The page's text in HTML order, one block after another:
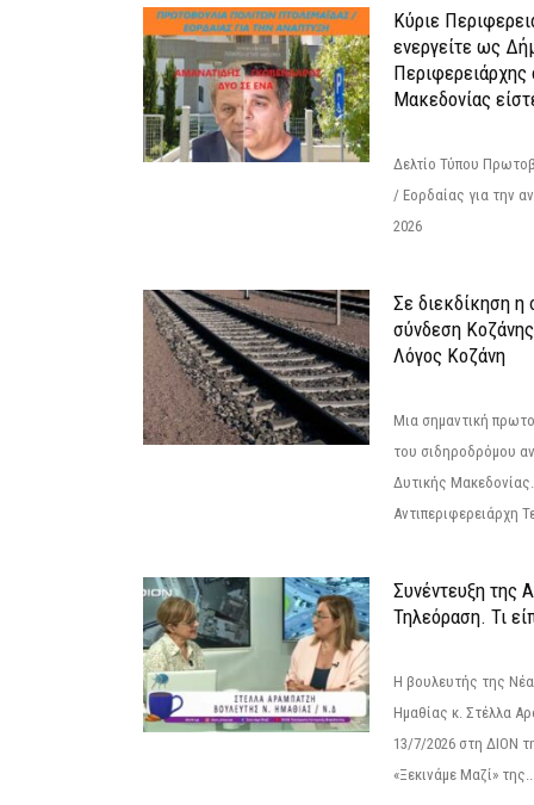
Κύριε
ενεργείτε ως
Περιφερειάρχης
Μακεδονίας
Δελτίο Τύπου
/ Εορδαίας για την
2026
Σε διεκδίκηση η
σύνδεση
Λόγος Κοζάνη
Μια σημαντική
του σιδηροδρόμου
Δυτικής
Αντιπεριφερειάρχη
Συνέντευξη της
Τηλεόραση. Τι
Η βουλευτής της
Ημαθίας κ. Στέλλα
13/7/2026 στη ΔΙΟΝ
«Ξεκινάμε Μαζί»